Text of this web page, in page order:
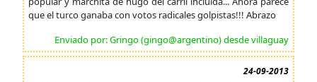
que el turco ganaba con votos radicales golpistas!!! Abrazo
Enviado por: Gringo (gingo@argentino) desde villaguay
24-09-2013